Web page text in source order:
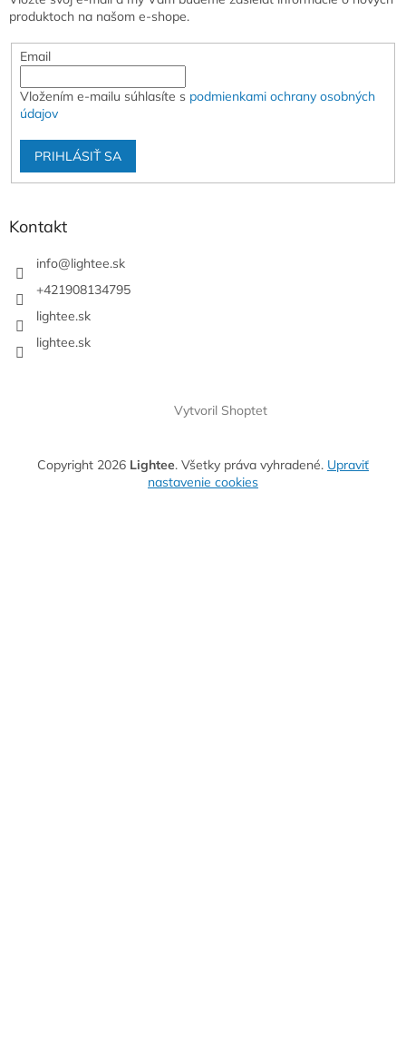
produktoch na našom e-shope.
Email
Vložením e-mailu súhlasíte s podmienkami ochrany osobných
údajov
PRIHLÁSIŤ SA
Kontakt
info@lightee.sk
+421908134795
lightee.sk
lightee.sk
Vytvoril Shoptet
Copyright 2026 Lightee. Všetky práva vyhradené. Upraviť
nastavenie cookies